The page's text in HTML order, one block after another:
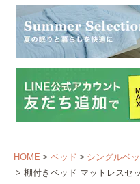
HOME ベッド
シングルベ
棚付きベッド マットレスセ